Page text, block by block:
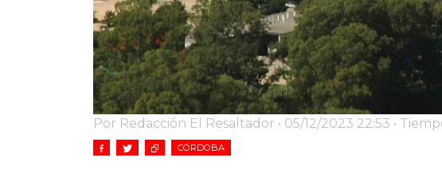
Por Redacción El Resaltador • 05/12/2023 22:53 •
CÓRDOBA